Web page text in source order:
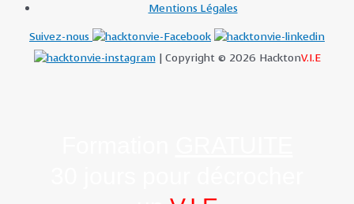
Mentions Légales
Suivez-nous
| Copyright © 2026 HacktonV.I.E